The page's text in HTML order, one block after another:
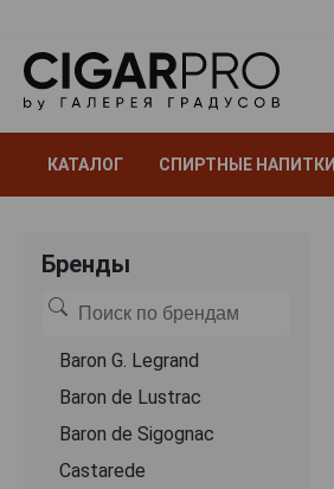
КАТАЛОГ СПИРТНЫЕ НАПИТКИ
Бренды
Baron G. Legrand
Baron de Lustrac
Baron de Sigognac
Castarede